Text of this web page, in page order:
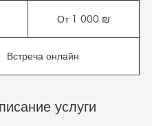
ч
От 1 000 ₪
Встреча онлайн
услуги